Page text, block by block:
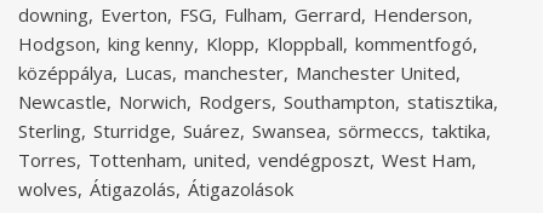
downing Everton FSG Fulham Gerrard Henderson
Hodgson king kenny Klopp Kloppball kommentfogó
középpálya Lucas manchester Manchester United
Newcastle Norwich Rodgers Southampton statisztika
Sterling Sturridge Suárez Swansea sörmeccs taktika
Torres Tottenham united vendégposzt West Ham
wolves Átigazolás Átigazolások